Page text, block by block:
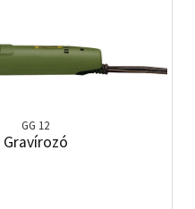
GG 12
Gravírozó